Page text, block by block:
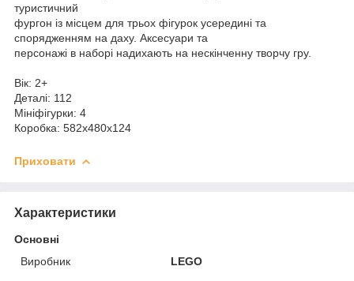
туристичний
фургон із місцем для трьох фігурок усередині та
спорядженням на даху. Аксесуари та
персонажі в наборі надихають на нескінченну творчу гру.
Вік: 2+
Деталі: 112
Мініфігурки: 4
Коробка: 582х480х124
Приховати
Характеристики
Основні
Виробник
LEGO